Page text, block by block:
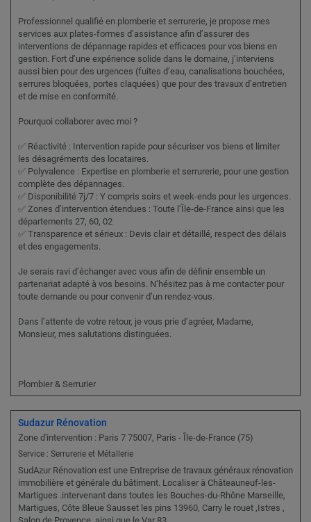
Professionnel qualifié en plomberie et serrurerie, je propose mes
services aux plates-formes d’assistance afin d’assurer des
interventions de dépannage rapides et efficaces pour vos biens en
gestion. Fort d’une expérience solide dans le domaine, j’interviens
aussi bien pour des urgences (fuites d’eau, canalisations bouchées,
serrures bloquées, portes claquées) que pour des travaux d’entretien
et de mise en conformité.
Pourquoi collaborer avec moi ?
✅ Réactivité : Intervention rapide pour sécuriser vos biens et limiter
les désagréments des locataires.
✅ Polyvalence : Expertise en plomberie et serrurerie, pour une gestion
complète des dépannages.
✅ Disponibilité 7j/7 : Y compris soirs et week-ends pour les urgences.
✅ Zones d’intervention étendues : Toute l’Île-de-France ainsi que les
départements 27, 60, 02
✅ Transparence et sérieux : Devis clair et détaillé, respect des délais
et des engagements.
Je serais ravi d’échanger avec vous afin de définir ensemble un
partenariat adapté à vos besoins. N’hésitez pas à me contacter pour
toute demande ou pour convenir d’un rendez-vous.
Dans l’attente de votre retour, je vous prie d’agréer, Madame,
Monsieur, mes salutations distinguées.
Plombier & Serrurier
Sudazur Rénovation
Zone d'intervention : Paris 7 75007, Paris - Île-de-France (75)
Service : Serrurerie et Métallerie
SudAzur Rénovation est une Entreprise de travaux généraux rénovation
immobilière et générale du bâtiment. Localiser à Châteauneuf-les-
Martigues .intervenant dans toutes les Bouches-du-Rhône Marseille,
Martigues, Côte Bleue Sausset les pins 13960, Carry le rouet ,Istres ,